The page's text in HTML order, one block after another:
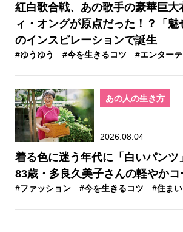
紅白歌合戦、あの歌手の豪華巨大
ィ・オングが原点だった！？「魅
のインスピレーションで誕生
#ゆうゆう #今を生きるコツ #エンター
あの人の生き方
2026.08.04
着る色に迷う年代に「白いパンツ
83歳・多良久美子さんの軽やかコ
#ファッション #今を生きるコツ #住まい